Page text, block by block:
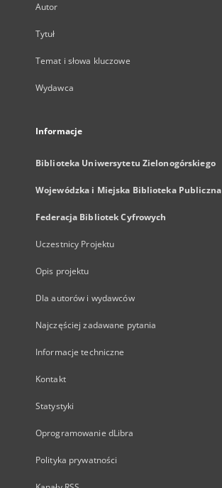
Autor
Tytuł
Temat i słowa kluczowe
Wydawca
Informacje
Biblioteka Uniwersytetu Zielonogórskiego
Wojewódzka i Miejska Biblioteka Publiczna
Federacja Bibliotek Cyfrowych
Uczestnicy Projektu
Opis projektu
Dla autorów i wydawców
Najczęściej zadawane pytania
Informacje techniczne
Kontakt
Statystyki
Oprogramowanie dLibra
Polityka prywatności